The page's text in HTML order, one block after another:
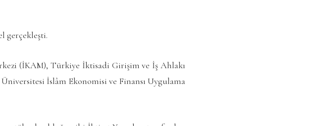
gerçekleşti.
(İKAM), Türkiye İktisadi Girişim ve İş Ahlakı
İslâm Ekonomisi ve Finansı Uygulama